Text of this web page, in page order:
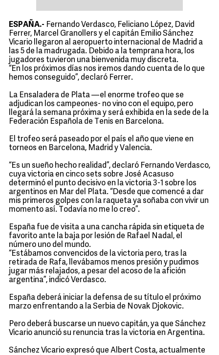
ESPAÑA.- Fernando Verdasco, Feliciano López, David
Ferrer, Marcel Granollers y el capitán Emilio Sánchez
Vicario llegaron al aeropuerto internacional de Madrid a
las 5 de la madrugada. Debido a la temprana hora, los
jugadores tuvieron una bienvenida muy discreta.
“En los próximos días nos iremos dando cuenta de lo que
hemos conseguido”, declaró Ferrer.
La Ensaladera de Plata —el enorme trofeo que se
adjudican los campeones- no vino con el equipo, pero
llegará la semana próxima y será exhibida en la sede de la
Federación Española de Tenis en Barcelona.
El trofeo será paseado por el país el año que viene en
torneos en Barcelona, Madrid y Valencia.
“Es un sueño hecho realidad”, declaró Fernando Verdasco,
cuya victoria en cinco sets sobre José Acasuso
determinó el punto decisivo en la victoria 3-1 sobre los
argentinos en Mar del Plata. “Desde que comencé a dar
mis primeros golpes con la raqueta ya soñaba con vivir un
momento así. Todavía no me lo creo”.
España fue de visita a una cancha rápida sin etiqueta de
favorito ante la baja por lesión de Rafael Nadal, el
número uno del mundo.
“Estábamos convencidos de la victoria pero, tras la
retirada de Rafa, llevábamos menos presión y pudimos
jugar más relajados, a pesar del acoso de la afición
argentina”, indicó Verdasco.
España deberá iniciar la defensa de su título el próximo
marzo enfrentando a la Serbia de Novak Djokovic.
Pero deberá buscarse un nuevo capitán, ya que Sánchez
Vicario anunció su renuncia tras la victoria en Argentina.
Sánchez Vicario expresó que Albert Costa, actualmente